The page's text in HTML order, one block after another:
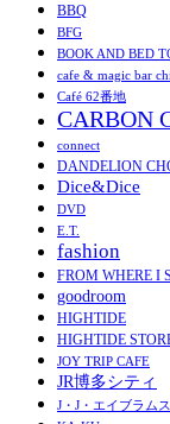
BBQ
BFG
BOOK AND BED
cafe & magic bar
Café 62番地
CARBON
connect
DANDELION
Dice&Dice
DVD
E.T.
fashion
FROM WHERE I
goodroom
HIGHTIDE
HIGHTIDE
JOY TRIP CAFE
JR博多シティ
J・J・エイブラムス